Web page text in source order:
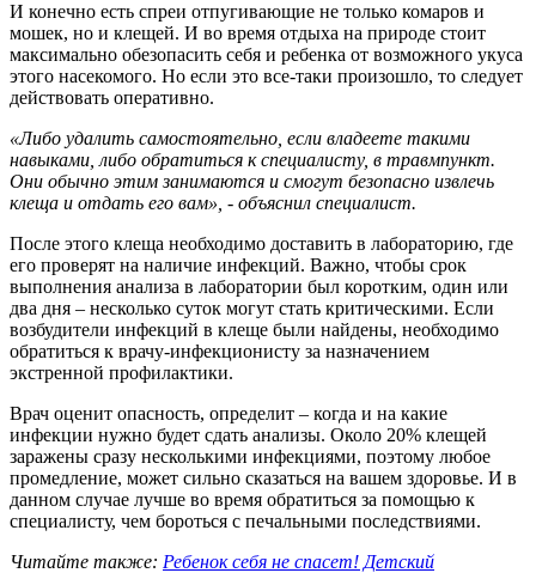
И конечно есть спреи отпугивающие не только комаров и
мошек, но и клещей. И во время отдыха на природе стоит
максимально обезопасить себя и ребенка от возможного укуса
этого насекомого. Но если это все-таки произошло, то следует
действовать оперативно.
«Либо удалить самостоятельно, если владеете такими
навыками, либо обратиться к специалисту, в травмпункт.
Они обычно этим занимаются и смогут безопасно извлечь
клеща и отдать его вам», - объяснил специалист.
После этого клеща необходимо доставить в лабораторию, где
его проверят на наличие инфекций. Важно, чтобы срок
выполнения анализа в лаборатории был коротким, один или
два дня – несколько суток могут стать критическими. Если
возбудители инфекций в клеще были найдены, необходимо
обратиться к врачу-инфекционисту за назначением
экстренной профилактики.
Врач оценит опасность, определит – когда и на какие
инфекции нужно будет сдать анализы. Около 20% клещей
заражены сразу несколькими инфекциями, поэтому любое
промедление, может сильно сказаться на вашем здоровье. И в
данном случае лучше во время обратиться за помощью к
специалисту, чем бороться с печальными последствиями.
Читайте также: Ребенок себя не спасет! Детский